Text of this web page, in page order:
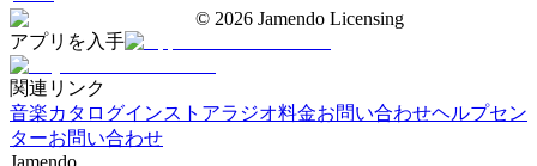
© 2026 Jamendo Licensing
アプリを入手
関連リンク
音楽カタログインストアラジオ料金お問い合わせヘルプセン
ターお問い合わせ
Jamendo